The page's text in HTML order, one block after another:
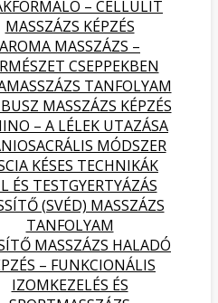
– CELLULIT
MASSZÁZS KÉPZÉS
AROMA MASSZÁZS –
CSEPPEKBEN
TANFOLYAM
MASSZÁZS KÉPZÉS
– A LÉLEK UTAZÁSA
MÓDSZER
KÉSES TECHNIKÁK
ÉS TESTGYERTYÁZÁS
(SVÉD) MASSZÁZS
TANFOLYAM
MASSZÁZS HALADÓ
– FUNKCIONÁLIS
IZOMKEZELÉS ÉS